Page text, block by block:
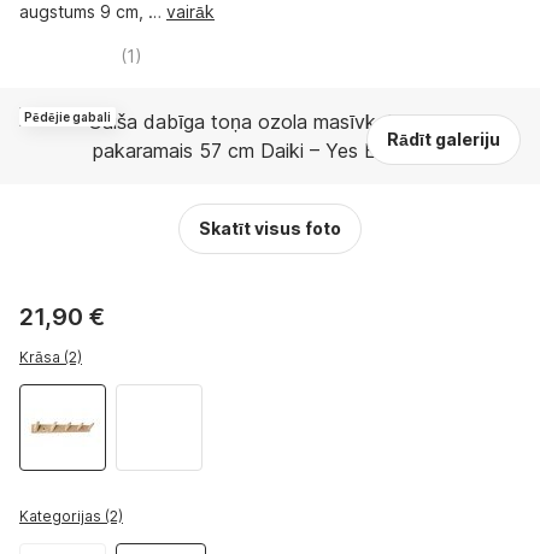
Rādīt galeriju
Skatīt visus foto
Pēdējie gabali
augstums 9 cm , … vairāk
(1)
21,90 €
Krāsa (2)
Kategorijas (2)